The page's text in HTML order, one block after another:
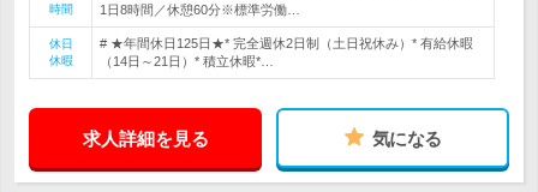
時間
1日8時間／休憩60分※標準労働…
休日
休暇
# ★年間休日125日★* 完全週休2日制（土日祝休み）* 有給休暇
（14日～21日）* 積立休暇*…
求人詳細を見る 気になる